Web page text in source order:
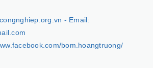
- Email:
bom.hoangtruong/